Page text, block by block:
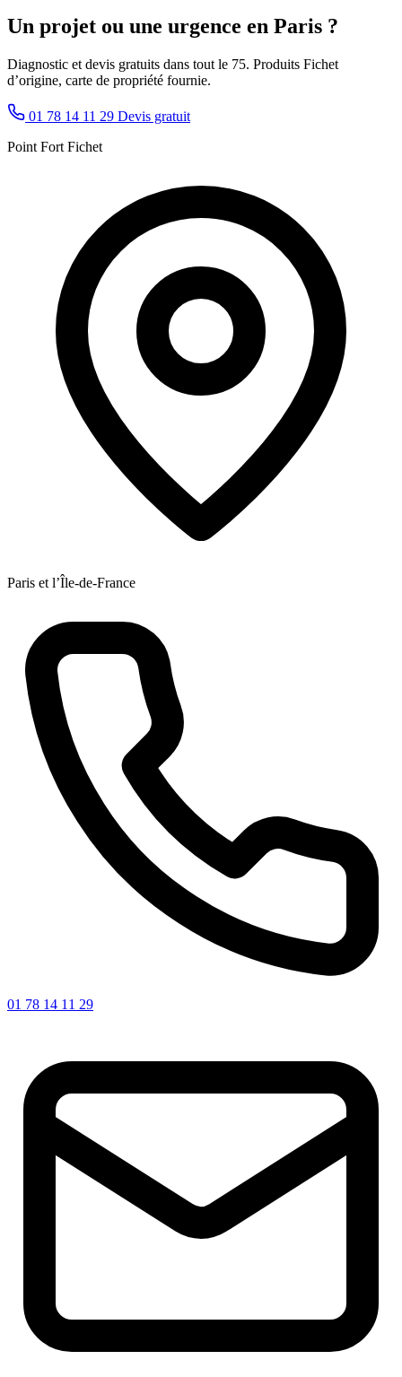
Un projet ou une urgence en Paris ?
Diagnostic et devis gratuits dans tout le 75. Produits Fichet
d’origine, carte de propriété fournie.
01 78 14 11 29 Devis gratuit
Point Fort Fichet
Paris et l’Île-de-France
01 78 14 11 29